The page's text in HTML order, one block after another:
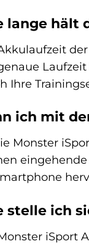
lange hält
Ihre
ich mit
Monster
stelle ich
iSport